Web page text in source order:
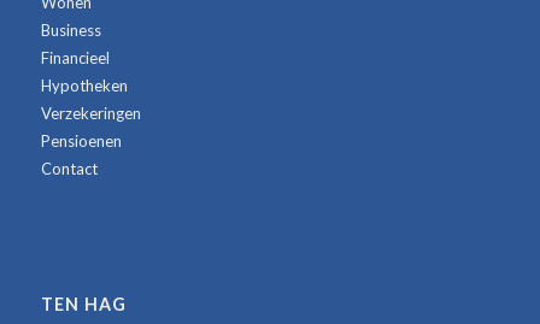
Business
Financieel
Hypotheken
Verzekeringen
Pensioenen
Contact
TEN HAG